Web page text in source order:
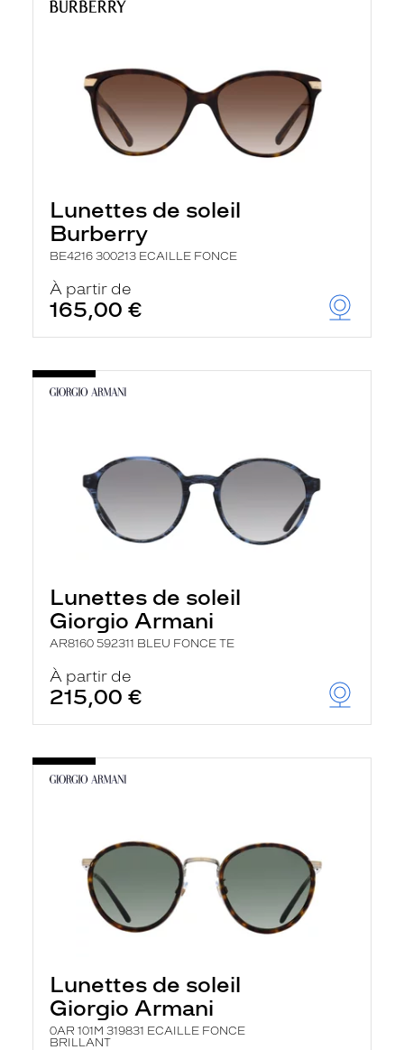
Lunettes de soleil
Burberry
BE4216 300213 ECAILLE FONCE
À partir de
165,00 €
Lunettes de soleil
Giorgio Armani
AR8160 592311 BLEU FONCE TE
À partir de
215,00 €
Lunettes de soleil
Giorgio Armani
0AR 101M 319831 ECAILLE FONCE
BRILLANT